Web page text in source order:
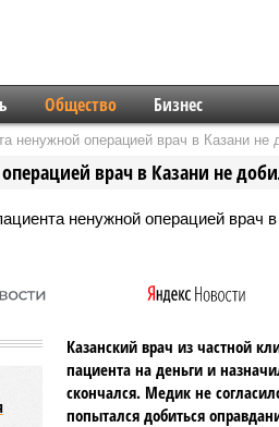
Общество Бизнес
ненужной операцией врач в Казани не
врач в Казани не
Казанский врач из частной
пациента на деньги и
скончался. Медик не
попытался добиться